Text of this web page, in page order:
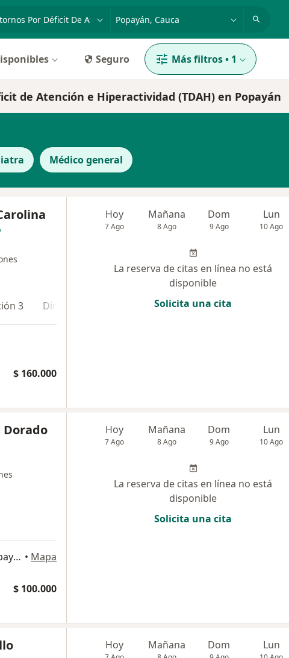
enfermedad o nombre
p. ej. Bogotá
Seguro Más filtros• 1
de Atención e Hiperactividad (TDAH) en Popayán
Médico general
3 Dirección 4 Dirección 5 Dirección 6
$ 160.000
Hoy
7 Ago
Mañana
8 Ago
Dom
9 Ago
Lun
10 Ago
La reserva de citas en línea no está
disponible
Solicita una cita
Dorado
Calle 20 # 20-07 Tomas Cipriano, Popayán • Mapa
$ 100.000
Hoy
7 Ago
Mañana
8 Ago
Dom
9 Ago
Lun
10 Ago
La reserva de citas en línea no está
disponible
Solicita una cita
Hoy Mañana Dom Lun